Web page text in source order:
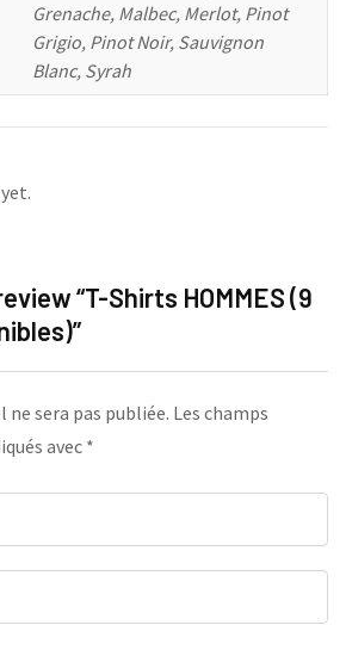
Grenache, Malbec, Merlot, Pinot
Grigio, Pinot Noir, Sauvignon
Blanc, Syrah
“T-Shirts HOMMES (9
ne sera pas publiée. Les champs
avec *